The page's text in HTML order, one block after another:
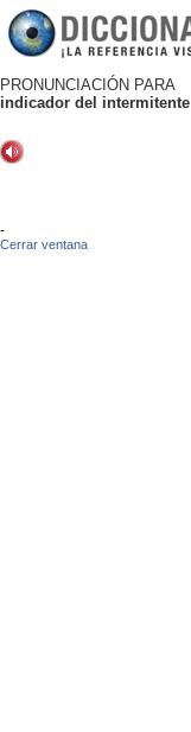
PRONUNCIACIÓN PARA
indicador del intermitente
-
Cerrar ventana